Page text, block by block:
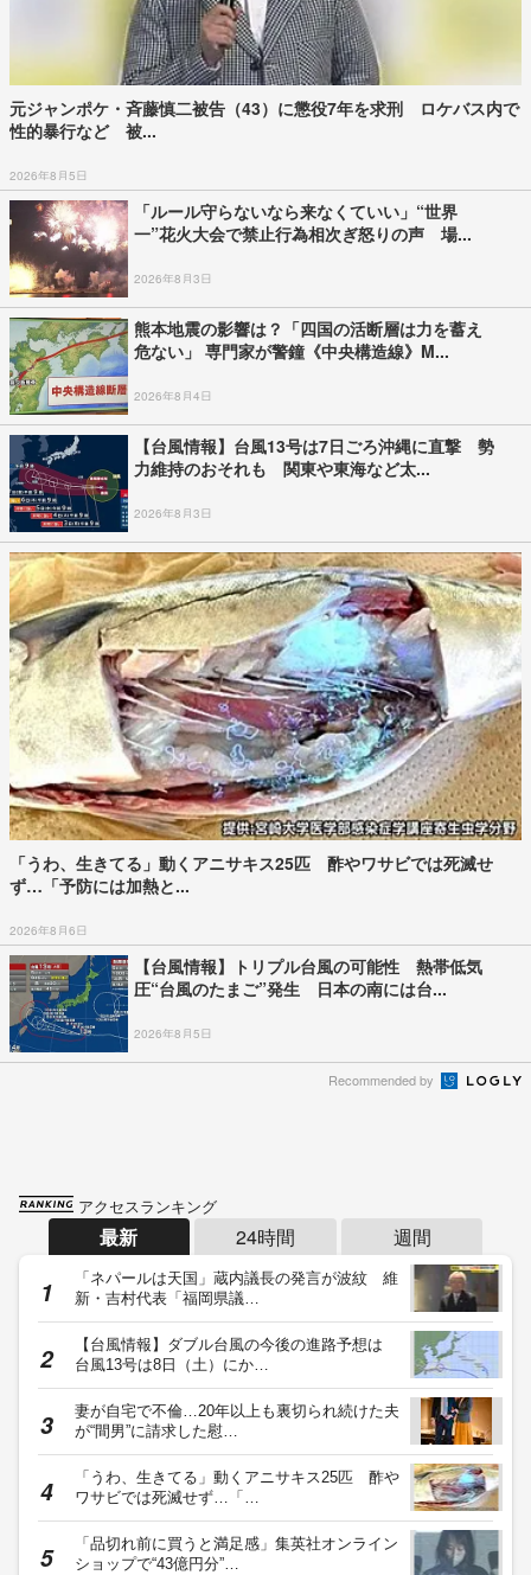
元ジャンポケ・斉藤慎二被告（43）に懲役7年を求刑 ロケバス内で
性的暴行など 被...
2026年8月5日
「ルール守らないなら来なくていい」“世界
一”花火大会で禁止行為相次ぎ怒りの声 場...
2026年8月3日
熊本地震の影響は？「四国の活断層は力を蓄え
危ない」 専門家が警鐘《中央構造線》M...
2026年8月4日
【台風情報】台風13号は7日ごろ沖縄に直撃 勢
力維持のおそれも 関東や東海など太...
2026年8月3日
「うわ、生きてる」動くアニサキス25匹 酢やワサビでは死滅せ
ず…「予防には加熱と...
2026年8月6日
【台風情報】トリプル台風の可能性 熱帯低気
圧“台風のたまご”発生 日本の南には台...
2026年8月5日
Recommended by
アクセスランキング
最新 24時間 週間
「ネパールは天国」蔵内議長の発言が波紋 維
新・吉村代表「福岡県議…
【台風情報】ダブル台風の今後の進路予想は
台風13号は8日（土）にか…
妻が自宅で不倫…20年以上も裏切られ続けた夫
が“間男”に請求した慰…
「うわ、生きてる」動くアニサキス25匹 酢や
ワサビでは死滅せず…「…
「品切れ前に買うと満足感」集英社オンライン
ショップで“43億円分”…